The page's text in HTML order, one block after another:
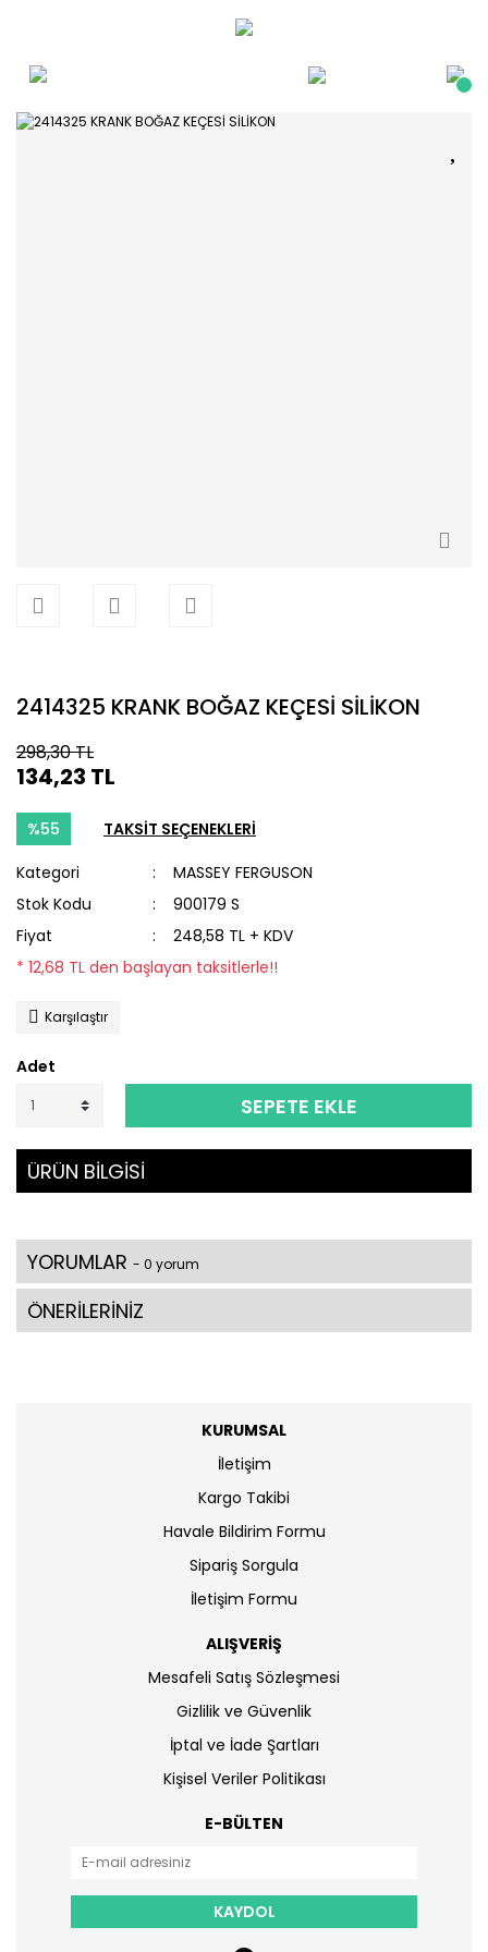
2414325 KRANK BOĞAZ KEÇESİ SİLİKON
298,30 TL
134,23 TL
%55 TAKSİT SEÇENEKLERİ
Kategori
MASSEY FERGUSON
Stok Kodu
900179 S
Fiyat
248,58 TL + KDV
* 12,68 TL den başlayan taksitlerle!!
Karşılaştır
Adet
SEPETE EKLE
ÜRÜN BİLGİSİ
YORUMLAR - 0 yorum
ÖNERİLERİNİZ
KURUMSAL
İletişim
Kargo Takibi
Havale Bildirim Formu
Sipariş Sorgula
İletişim Formu
ALIŞVERİŞ
Mesafeli Satış Sözleşmesi
Gizlilik ve Güvenlik
İptal ve İade Şartları
Kişisel Veriler Politikası
E-BÜLTEN
KAYDOL